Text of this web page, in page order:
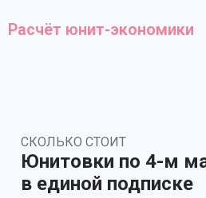
Расчёт юнит-экономики
Юнитовки по 4-м
в единой подписке
СКОЛЬКО СТОИТ